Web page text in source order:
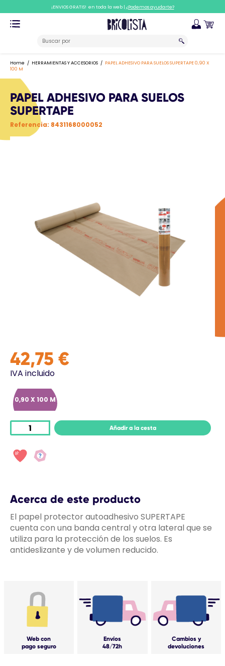
Home HERRAMIENTAS Y ACCESORIOS
PAPEL ADHESIVO PARA SUELOS SUPERTAPE 0,90 X
100 M
PAPEL ADHESIVO PARA SUELOS
SUPERTAPE
Referencia: 8431168000052
42,75 €
IVA incluido
0,90 X 100 M
Añadir a la cesta
Acerca de este producto
El papel protector autoadhesivo SUPERTAPE
cuenta con una banda central y otra lateral que se
utiliza para la protección de los suelos. Es
antideslizante y de volumen reducido.
Web con
pago seguro
Envíos
48/72h
Cambios y
devoluciones
¡ENVIOS GRATIS! en toda la web | ¿Podemos ayudarte?